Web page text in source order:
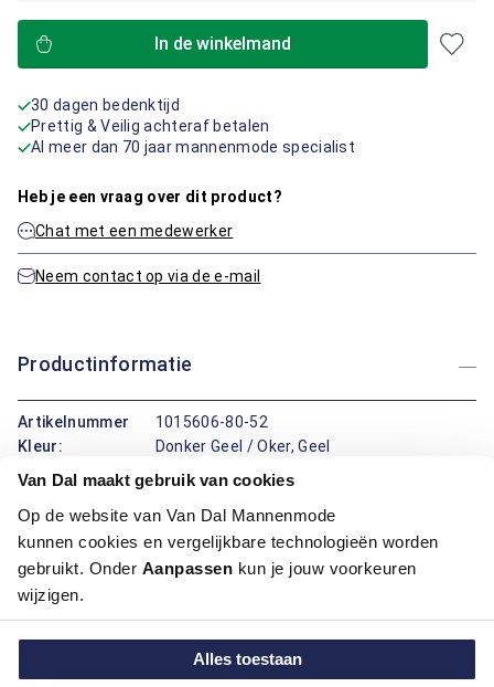
Van Dal maakt gebruik van cookies
Op de website van Van Dal Mannenmode
kunnen cookies en vergelijkbare technologieën worden
gebruikt. Onder Aanpassen kun je jouw voorkeuren
wijzigen.
Alles toestaan
In de winkelmand
30 dagen bedenktijd
Prettig & Veilig achteraf betalen
Al meer dan 70 jaar mannenmode specialist
Heb je een vraag over dit product?
Chat met een medewerker
Neem contact op via de e-mail
Productinformatie
Artikelnummer
1015606-80-52
Kleur:
Donker Geel / Oker, Geel
Materiaal:
98% Katoen / 2% Elastaan
Deze chino van Bartlett combineert een nette uitstraling met
een regular fit pasvorm voor optimaal comfort. Het ontwerp
maakt het een veelzijdig kledingstuk dat zowel formeel als
kleuren beschikbaar. Of je nu op kantoor bent of een dag
eropuit gaat: deze broek biedt je altijd de perfecte balans